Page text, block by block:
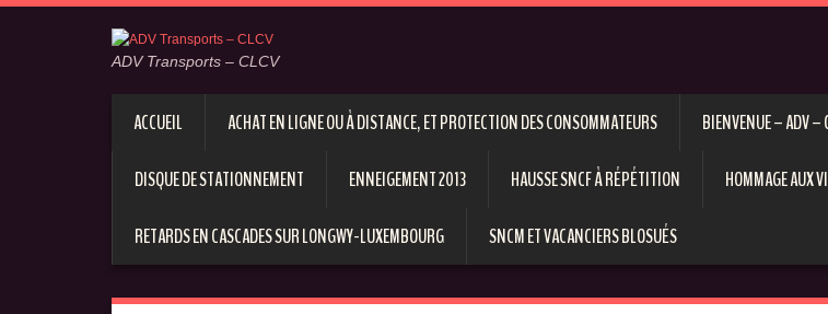
ADV Transports – CLCV
ACCUEIL ACHAT EN LIGNE OU À DISTANCE, ET PROTECTION DES CONSOMMATEURS BIENVENUE – ADV –
DISQUE DE STATIONNEMENT ENNEIGEMENT 2013 HAUSSE SNCF À RÉPÉTITION HOMMAGE AUX
RETARDS EN CASCADES SUR LONGWY-LUXEMBOURG SNCM ET VACANCIERS BLOSUÉS